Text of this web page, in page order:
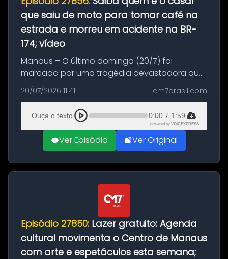
que saiu de moto para tomar café na
estrada e morreu em acidente na BR-
174; vídeo
Manaus – O último domingo (20/7) foi
marcado por uma tragédia devastadora que
resultou na morte precoce de dois jovens na
BR-174, na zona rural de Manaus. Um passeio
com destino a um típico café regio...
20/07/2026 11:41 cm7brasil.com
Ouça o texto 0:00 / 1:59
powered by VOICEXPRESS
Ver Episódio Ver Original
Episódio 27850: Lazer gratuito: Agenda
cultural movimenta o Centro de Manaus
com arte e espetáculos esta semana;